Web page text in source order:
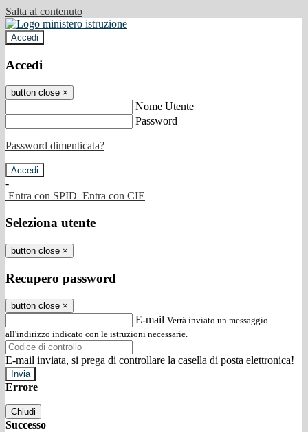
Salta al contenuto
Accedi
Accedi
button close ×
Nome Utente
Password
Password dimenticata?
-
Entra con SPID Entra con CIE
Seleziona utente
button close ×
Recupero password
button close ×
E-mail Verrà inviato un messaggio
all'indirizzo indicato con le istruzioni necessarie.
E-mail inviata, si prega di controllare la casella di posta elettronica!
Errore
Chiudi
Successo